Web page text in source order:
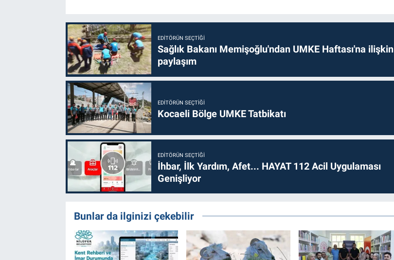
EDITÖRÜN SEÇTIĞI
Sağlık Bakanı Memişoğlu'ndan UMKE Haftası'na ilişkin
paylaşım
EDITÖRÜN SEÇTIĞI
Kocaeli Bölge UMKE Tatbikatı
EDITÖRÜN SEÇTIĞI
İhbar, İlk Yardım, Afet... HAYAT 112 Acil Uygulaması
Genişliyor
Bunlar da ilginizi çekebilir